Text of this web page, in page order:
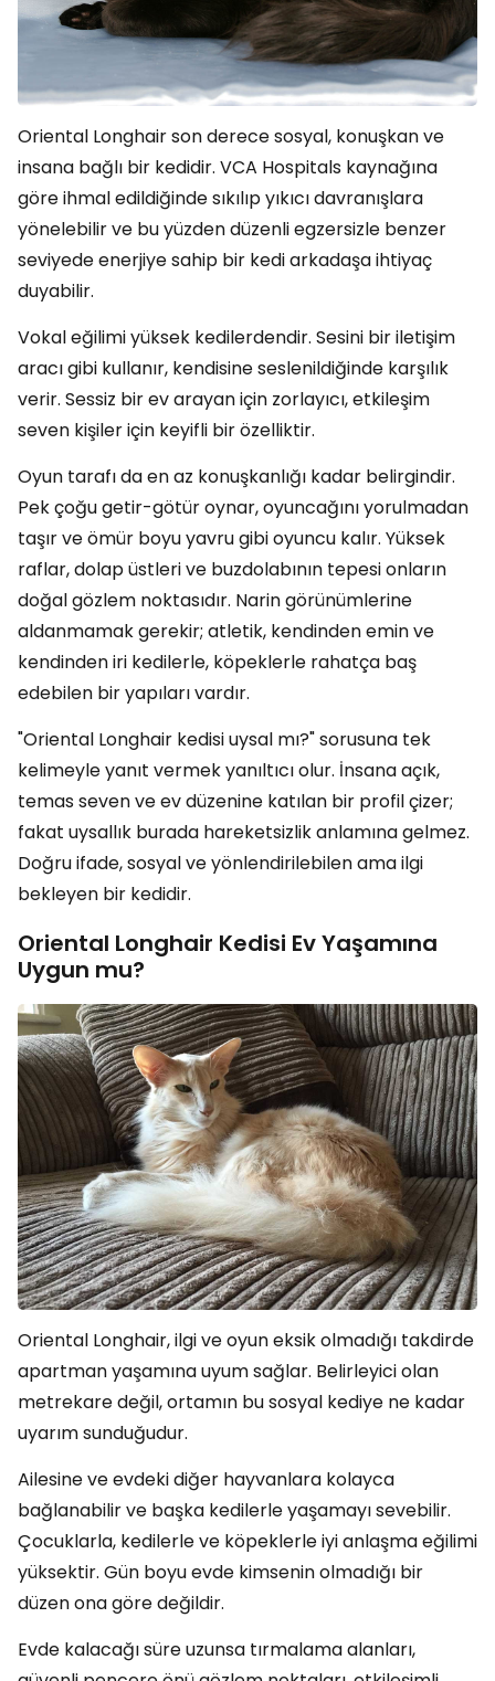
Oriental Longhair son derece sosyal, konuşkan ve
insana bağlı bir kedidir. VCA Hospitals kaynağına
göre ihmal edildiğinde sıkılıp yıkıcı davranışlara
yönelebilir ve bu yüzden düzenli egzersizle benzer
seviyede enerjiye sahip bir kedi arkadaşa ihtiyaç
duyabilir.
Vokal eğilimi yüksek kedilerdendir. Sesini bir iletişim
aracı gibi kullanır, kendisine seslenildiğinde karşılık
verir. Sessiz bir ev arayan için zorlayıcı, etkileşim
seven kişiler için keyifli bir özelliktir.
Oyun tarafı da en az konuşkanlığı kadar belirgindir.
Pek çoğu getir-götür oynar, oyuncağını yorulmadan
taşır ve ömür boyu yavru gibi oyuncu kalır. Yüksek
raflar, dolap üstleri ve buzdolabının tepesi onların
doğal gözlem noktasıdır. Narin görünümlerine
aldanmamak gerekir; atletik, kendinden emin ve
kendinden iri kedilerle, köpeklerle rahatça baş
edebilen bir yapıları vardır.
"Oriental Longhair kedisi uysal mı?" sorusuna tek
kelimeyle yanıt vermek yanıltıcı olur. İnsana açık,
temas seven ve ev düzenine katılan bir profil çizer;
fakat uysallık burada hareketsizlik anlamına gelmez.
Doğru ifade, sosyal ve yönlendirilebilen ama ilgi
bekleyen bir kedidir.
Oriental Longhair Kedisi Ev Yaşamına
Uygun mu?
Oriental Longhair, ilgi ve oyun eksik olmadığı takdirde
apartman yaşamına uyum sağlar. Belirleyici olan
metrekare değil, ortamın bu sosyal kediye ne kadar
uyarım sunduğudur.
Ailesine ve evdeki diğer hayvanlara kolayca
bağlanabilir ve başka kedilerle yaşamayı sevebilir.
Çocuklarla, kedilerle ve köpeklerle iyi anlaşma eğilimi
yüksektir. Gün boyu evde kimsenin olmadığı bir
düzen ona göre değildir.
Evde kalacağı süre uzunsa tırmalama alanları,